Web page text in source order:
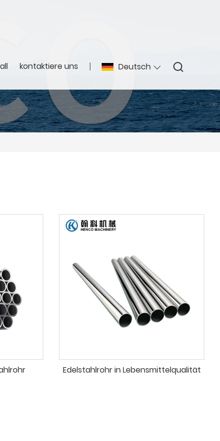
Deutsch
kontaktiere uns
Edelstahlrohr in Lebensmittelqualität